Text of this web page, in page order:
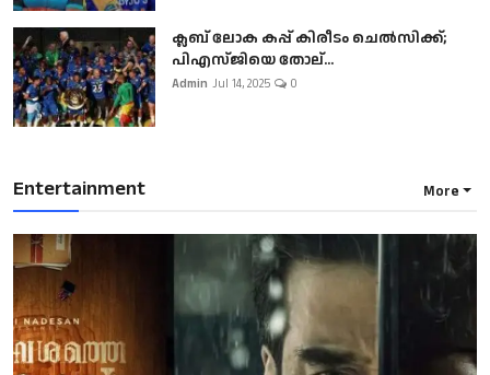
ക്ലബ് ലോക കപ്പ് കിരീടം ചെല്‍സിക്ക്;
പിഎസ്ജിയെ തോല്...
Admin Jul 14, 2025 0
Entertainment More